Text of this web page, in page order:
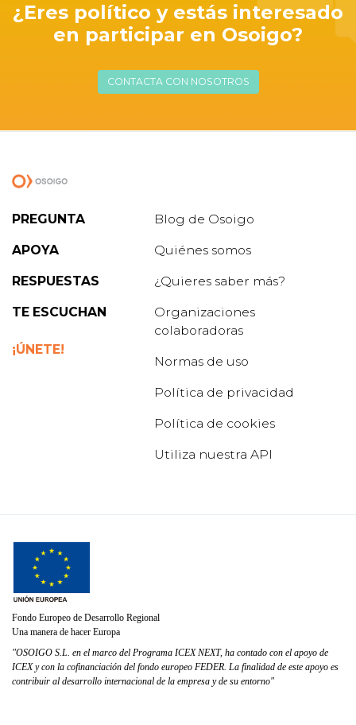
¿Eres político y estás interesado
en participar en Osoigo?
CONTACTA CON NOSOTROS
PREGUNTA
APOYA
RESPUESTAS
TE ESCUCHAN
¡ÚNETE!
Blog de Osoigo
Quiénes somos
¿Quieres saber más?
Organizaciones
colaboradoras
Normas de uso
Política de privacidad
Política de cookies
Utiliza nuestra API
Fondo Europeo de Desarrollo Regional
Una manera de hacer Europa
"OSOIGO S.L. en el marco del Programa ICEX NEXT, ha contado con el apoyo de
ICEX y con la cofinanciación del fondo europeo FEDER. La finalidad de este apoyo es
contribuir al desarrollo internacional de la empresa y de su entorno"